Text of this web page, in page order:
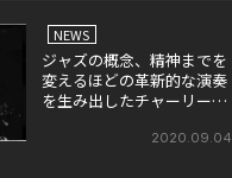
NEWS
ジャズの概念、精神までを
変えるほどの革新的な演奏
を生み出したチャーリー・
2020.09.04